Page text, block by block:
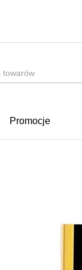
Promocje